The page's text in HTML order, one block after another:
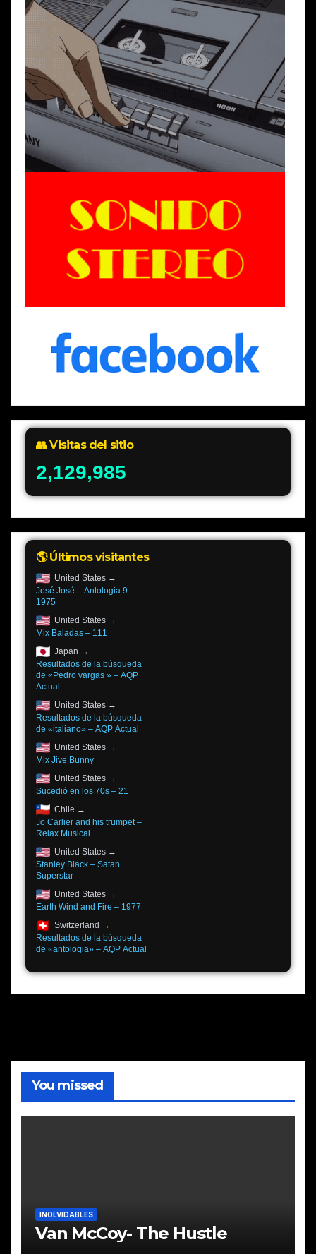
👥 Visitas del sitio
2,129,985
🌎 Últimos visitantes
United States →
José José – Antologia 9 –
1975
United States →
Mix Baladas – 111
Japan →
Resultados de la búsqueda
de «Pedro vargas » – AQP
Actual
United States →
Resultados de la búsqueda
de «italiano» – AQP Actual
United States →
Mix Jive Bunny
United States →
Sucedió en los 70s – 21
Chile →
Jo Carlier and his trumpet –
Relax Musical
United States →
Stanley Black – Satan
Superstar
United States →
Earth Wind and Fire – 1977
Switzerland →
Resultados de la búsqueda
de «antologia» – AQP Actual
You missed
INOLVIDABLES
Van McCoy- The Hustle